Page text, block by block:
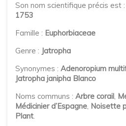
Son nom scientifique précis est :
1753
Famille : Euphorbiaceae
Genre : Jatropha
Synonymes : Adenoropium
Jatropha janipha Blanco
Noms communs : Arbre corail,
Médicinier d’Espagne, Noisette
Plant.